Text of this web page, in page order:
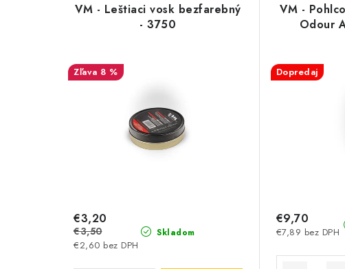
VM - Leštiaci vosk bezfarebný
- 3750
8 %
Skladom
€2,60 bez DPH
€3,20
€3,50
VM -
Odour
Dopredaj
€7,89 bez DPH
€9,70